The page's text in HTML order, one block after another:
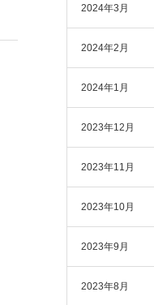
2024年3月
2024年2月
2024年1月
2023年12月
2023年11月
2023年10月
2023年9月
2023年8月